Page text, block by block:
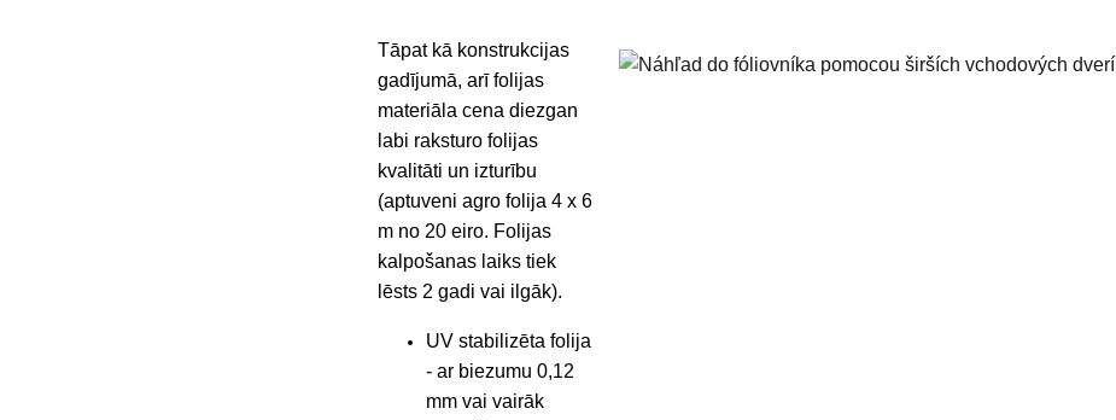
Tāpat kā konstrukcijas
gadījumā, arīfolijas
materiāla cena diezgan
labi raksturo folijas
kvalitāti un izturību
(aptuveni agro folija 4 x 6
m no 20 eiro. Folijas
kalpošanas laiks tiek
lēsts 2 gadi vai ilgāk).
UV stabilizēta folija
- ar biezumu 0,12
mm vai vairāk